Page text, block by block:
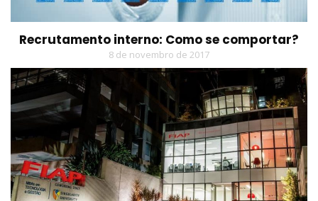
Recrutamento interno: Como se comportar?
8 de novembro de 2017